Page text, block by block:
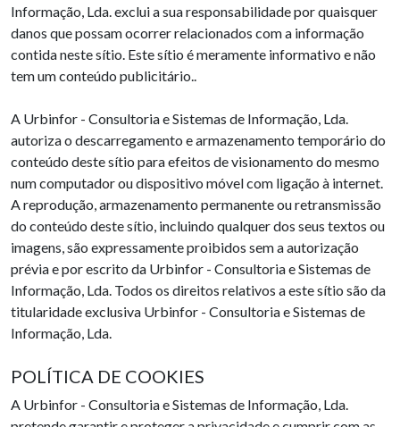
Informação, Lda. exclui a sua responsabilidade por quaisquer
danos que possam ocorrer relacionados com a informação
contida neste sítio. Este sítio é meramente informativo e não
tem um conteúdo publicitário..
A Urbinfor - Consultoria e Sistemas de Informação, Lda.
autoriza o descarregamento e armazenamento temporário do
conteúdo deste sítio para efeitos de visionamento do mesmo
num computador ou dispositivo móvel com ligação à internet.
A reprodução, armazenamento permanente ou retransmissão
do conteúdo deste sítio, incluindo qualquer dos seus textos ou
imagens, são expressamente proibidos sem a autorização
prévia e por escrito da Urbinfor - Consultoria e Sistemas de
Informação, Lda. Todos os direitos relativos a este sítio são da
titularidade exclusiva Urbinfor - Consultoria e Sistemas de
Informação, Lda.
POLÍTICA DE COOKIES
A Urbinfor - Consultoria e Sistemas de Informação, Lda.